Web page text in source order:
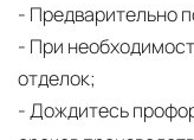
- Предварительно
- При
отделок;
- Дождитесь